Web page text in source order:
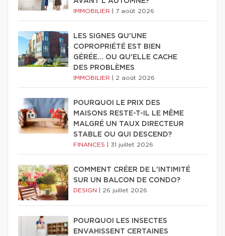
IMMOBILIER 7 août 2026
LES SIGNES QU'UNE
COPROPRIÉTÉ EST BIEN
GÉRÉE… OU QU'ELLE CACHE
DES PROBLÈMES
IMMOBILIER 2 août 2026
POURQUOI LE PRIX DES
MAISONS RESTE-T-IL LE MÊME
MALGRÉ UN TAUX DIRECTEUR
STABLE OU QUI DESCEND?
FINANCES 31 juillet 2026
COMMENT CRÉER DE L'INTIMITÉ
SUR UN BALCON DE CONDO?
DESIGN 26 juillet 2026
POURQUOI LES INSECTES
ENVAHISSENT CERTAINES